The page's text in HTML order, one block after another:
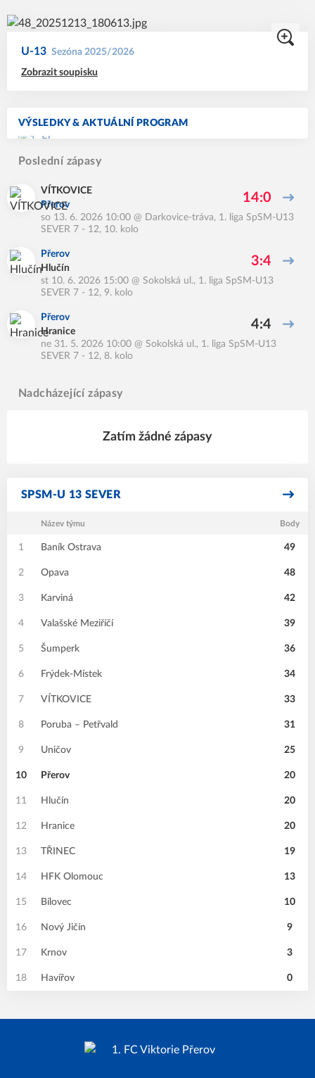
U-13 Sezóna 2025/2026
Zobrazit soupisku
VÝSLEDKY & AKTUÁLNÍ PROGRAM
Poslední zápasy
VÍTKOVICE
Přerov
14:0
so 13. 6. 2026 10:00 @ Darkovice-tráva, 1. liga SpSM-U13
SEVER 7 - 12, 10. kolo
Přerov
Hlučín
3:4
st 10. 6. 2026 15:00 @ Sokolská ul., 1. liga SpSM-U13
SEVER 7 - 12, 9. kolo
Přerov
Hranice
4:4
ne 31. 5. 2026 10:00 @ Sokolská ul., 1. liga SpSM-U13
SEVER 7 - 12, 8. kolo
Nadcházející zápasy
Zatím žádné zápasy
SPSM-U 13 SEVER
Název týmu Body
1 Baník Ostrava 49
2 Opava 48
3 Karviná 42
4 Valašské Meziříčí 39
5 Šumperk 36
6 Frýdek-Místek 34
7 VÍTKOVICE 33
8 Poruba – Petřvald 31
9 Uničov 25
10 Přerov 20
11 Hlučín 20
12 Hranice 20
13 TŘINEC 19
14 HFK Olomouc 13
15 Bílovec 10
16 Nový Jičín 9
17 Krnov 3
18 Havířov 0